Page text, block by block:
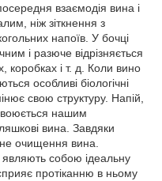
взаємодія вина і
ніж зіткнення з
напоїв. У бочці
і разюче відрізняється
коробках і т. д. Коли вино
особливі біологічні
свою структуру. Напій,
нашим
вина. Завдяки
очищення вина.
являють собою ідеальну
протіканню в ньому